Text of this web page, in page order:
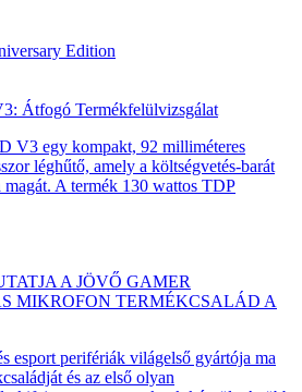
Edition
Átfogó Termékfelülvizsgálat
V3 egy kompakt, 92 milliméteres
léghűtő, amely a költségvetés-barát
magát. A termék 130 wattos TDP
A JÖVŐ GAMER
MIKROFON TERMÉKCSALÁD A
esport perifériák világelső gyártója ma
és az első olyan